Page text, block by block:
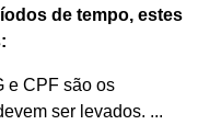
de tempo, estes
e CPF são os
ser levados. ...